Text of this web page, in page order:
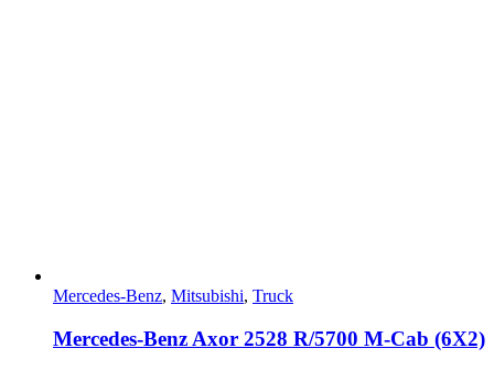
Mercedes-Benz, Mitsubishi, Truck
Mercedes-Benz Axor 2528 R/5700 M-Cab (6X2)